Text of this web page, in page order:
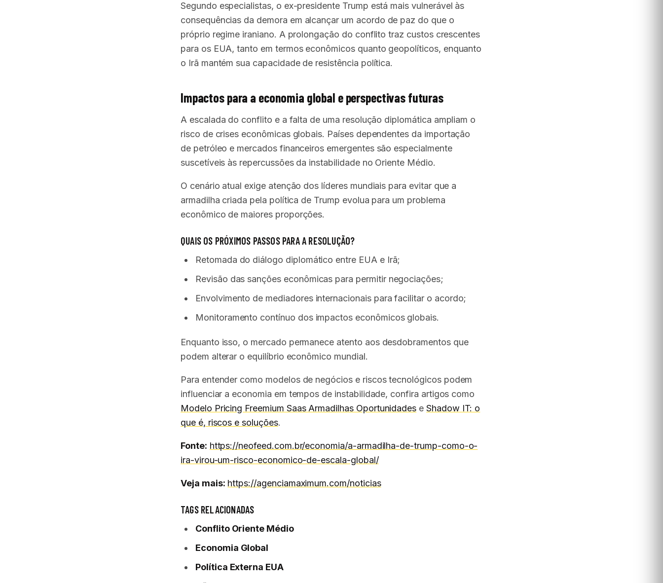
Segundo especialistas, o ex-presidente Trump está mais vulnerável às
consequências da demora em alcançar um acordo de paz do que o
próprio regime iraniano. A prolongação do conflito traz custos crescentes
para os EUA, tanto em termos econômicos quanto geopolíticos, enquanto
o Irã mantém sua capacidade de resistência política.
Impactos para a economia global e perspectivas futuras
A escalada do conflito e a falta de uma resolução diplomática ampliam o
risco de crises econômicas globais. Países dependentes da importação
de petróleo e mercados financeiros emergentes são especialmente
suscetíveis às repercussões da instabilidade no Oriente Médio.
O cenário atual exige atenção dos líderes mundiais para evitar que a
armadilha criada pela política de Trump evolua para um problema
econômico de maiores proporções.
QUAIS OS PRÓXIMOS PASSOS PARA A RESOLUÇÃO?
Retomada do diálogo diplomático entre EUA e Irã;
Revisão das sanções econômicas para permitir negociações;
Envolvimento de mediadores internacionais para facilitar o acordo;
Monitoramento contínuo dos impactos econômicos globais.
Enquanto isso, o mercado permanece atento aos desdobramentos que
podem alterar o equilíbrio econômico mundial.
Para entender como modelos de negócios e riscos tecnológicos podem
influenciar a economia em tempos de instabilidade, confira artigos como
Modelo Pricing Freemium Saas Armadilhas Oportunidades e Shadow IT: o
que é, riscos e soluções.
Fonte: https://neofeed.com.br/economia/a-armadilha-de-trump-como-o-
ira-virou-um-risco-economico-de-escala-global/
Veja mais: https://agenciamaximum.com/noticias
TAGS RELACIONADAS
Conflito Oriente Médio
Economia Global
Política Externa EUA